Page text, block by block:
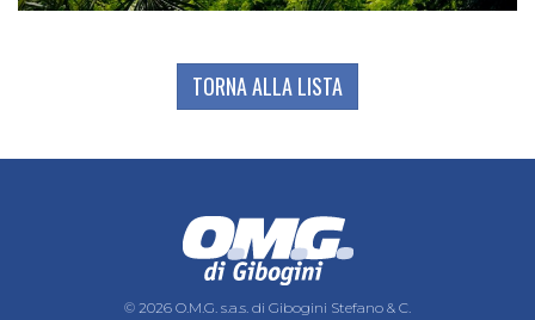
TORNA ALLA LISTA
© 2026 O.M.G. s.a.s. di Gibogini Stefano & C.